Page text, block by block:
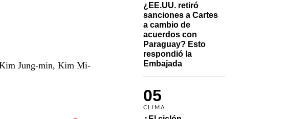
¿EE.UU. retiró
sanciones a Cartes
a cambio de
acuerdos con
Paraguay? Esto
respondió la
Embajada
05
CLIMA
Kim Jung-min, Kim Mi-